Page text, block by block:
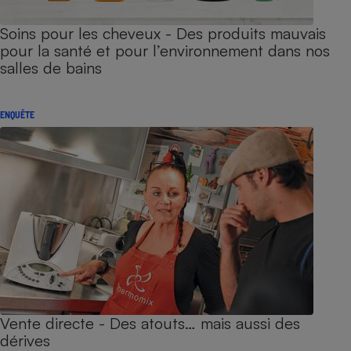
Soins pour les cheveux - Des produits mauvais
pour la santé et pour l’environnement dans nos
salles de bains
ENQUÊTE
Vente directe - Des atouts… mais aussi des
dérives